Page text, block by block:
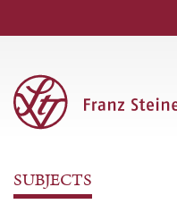
SUBJECTS